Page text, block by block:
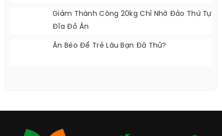
Giảm Thành Công 20kg Chỉ Nhờ Đảo Thứ Tự
Đĩa Đồ Ăn
Ăn Béo Để Trẻ Lâu Bạn Đã Thử?